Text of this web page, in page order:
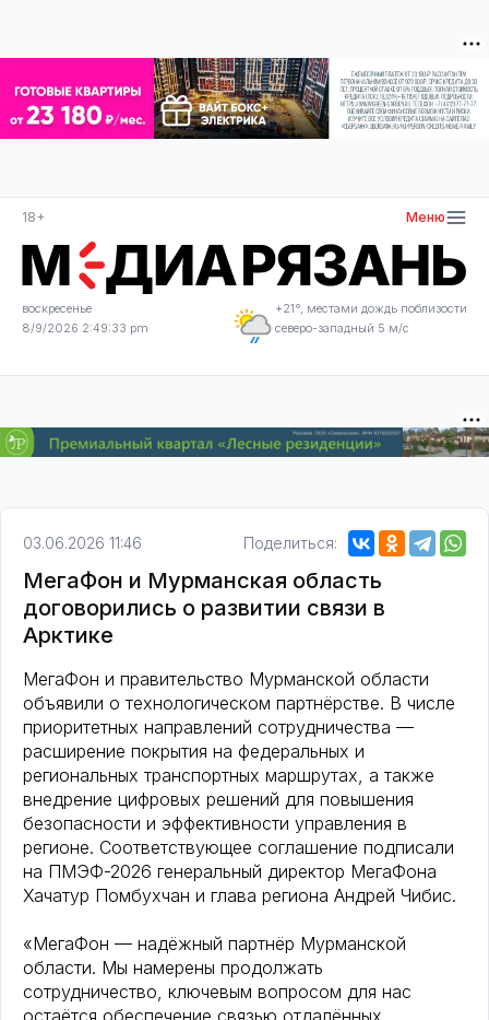
18+ Меню
воскресенье
8/9/2026 2:49:33 pm
+21°, местами дождь поблизости
северо-западный 5 м/с
03.06.2026 11:46 Поделиться:
МегаФон и Мурманская область
договорились о развитии связи в
Арктике
МегаФон и правительство Мурманской области
объявили о технологическом партнёрстве. В числе
приоритетных направлений сотрудничества —
расширение покрытия на федеральных и
региональных транспортных маршрутах, а также
внедрение цифровых решений для повышения
безопасности и эффективности управления в
регионе. Соответствующее соглашение подписали
на ПМЭФ-2026 генеральный директор МегаФона
Хачатур Помбухчан и глава региона Андрей Чибис.
«МегаФон — надёжный партнёр Мурманской
области. Мы намерены продолжать
сотрудничество, ключевым вопросом для нас